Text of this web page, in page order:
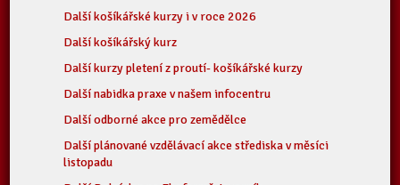
Další košíkářské kurzy i v roce 2026
Další košíkářský kurz
Další kurzy pletení z proutí- košíkářské kurzy
Další nabidka praxe v našem infocentru
Další odborné akce pro zemědělce
Další plánované vzdělávací akce střediska v měsíci
listopadu